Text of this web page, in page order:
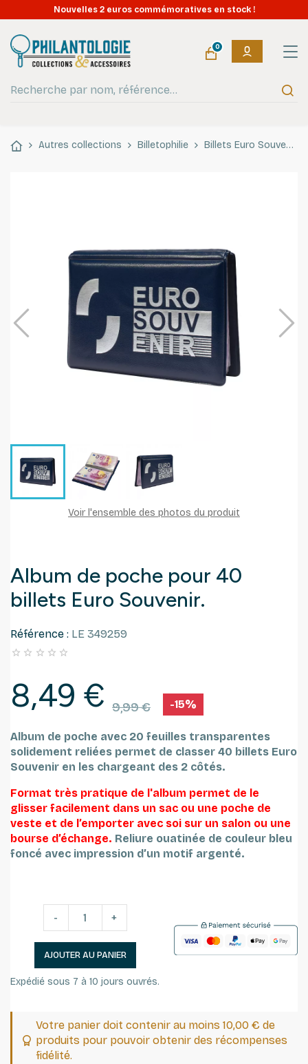
Nouvelles 2 euros commémoratives en stock !
0
Autres collections Billetophilie Billets Euro Souvenir
Voir l'ensemble des photos du produit
Album de poche pour 40
billets Euro Souvenir.
Référence : LE 349259
    
8,49 € 9,99 € -15%
Album de poche avec 20 feuilles transparentes
solidement reliées permet de classer 40 billets Euro
Souvenir en les chargeant des 2 côtés.
Format très pratique de l'album permet de le
glisser facilement dans un sac ou une poche de
veste et de l’emporter avec soi sur un salon ou une
bourse d’échange. Reliure ouatinée de couleur bleu
foncé avec impression d’un motif argenté.
- +
AJOUTER AU PANIER
Expédié sous 7 à 10 jours ouvrés.
Votre panier doit contenir au moins 10,00 € de
produits pour pouvoir obtenir des récompenses
fidélité.